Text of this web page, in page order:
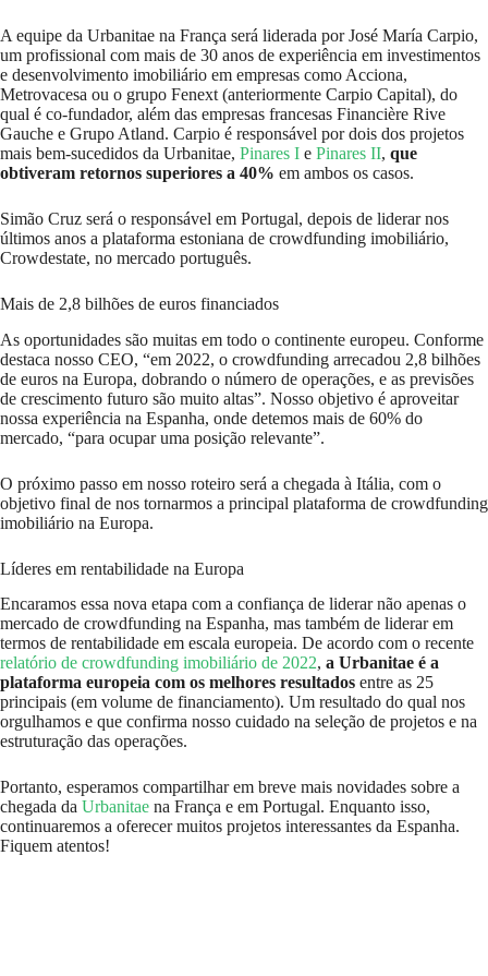
A equipe da Urbanitae na França será liderada por José María Carpio,
um profissional com mais de 30 anos de experiência em investimentos
e desenvolvimento imobiliário em empresas como Acciona,
Metrovacesa ou o grupo Fenext (anteriormente Carpio Capital), do
qual é co-fundador, além das empresas francesas Financière Rive
Gauche e Grupo Atland. Carpio é responsável por dois dos projetos
mais bem-sucedidos da Urbanitae, Pinares I e Pinares II, que
obtiveram retornos superiores a 40% em ambos os casos.
Simão Cruz será o responsável em Portugal, depois de liderar nos
últimos anos a plataforma estoniana de crowdfunding imobiliário,
Crowdestate, no mercado português.
Mais de 2,8 bilhões de euros financiados
As oportunidades são muitas em todo o continente europeu. Conforme
destaca nosso CEO, “em 2022, o crowdfunding arrecadou 2,8 bilhões
de euros na Europa, dobrando o número de operações, e as previsões
de crescimento futuro são muito altas”. Nosso objetivo é aproveitar
nossa experiência na Espanha, onde detemos mais de 60% do
mercado, “para ocupar uma posição relevante”.
O próximo passo em nosso roteiro será a chegada à Itália, com o
objetivo final de nos tornarmos a principal plataforma de crowdfunding
imobiliário na Europa.
Líderes em rentabilidade na Europa
Encaramos essa nova etapa com a confiança de liderar não apenas o
mercado de crowdfunding na Espanha, mas também de liderar em
termos de rentabilidade em escala europeia. De acordo com o recente
relatório de crowdfunding imobiliário de 2022, a Urbanitae é a
plataforma europeia com os melhores resultados entre as 25
principais (em volume de financiamento). Um resultado do qual nos
orgulhamos e que confirma nosso cuidado na seleção de projetos e na
estruturação das operações.
Portanto, esperamos compartilhar em breve mais novidades sobre a
chegada da Urbanitae na França e em Portugal. Enquanto isso,
continuaremos a oferecer muitos projetos interessantes da Espanha.
Fiquem atentos!